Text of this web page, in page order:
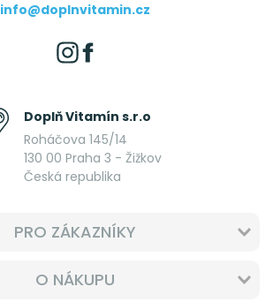
info@doplnvitamin.cz
Doplň Vitamín s.r.o
Roháčova 145/14
130 00 Praha 3 - Žižkov
Česká republika
PRO ZÁKAZNÍKY
O NÁKUPU